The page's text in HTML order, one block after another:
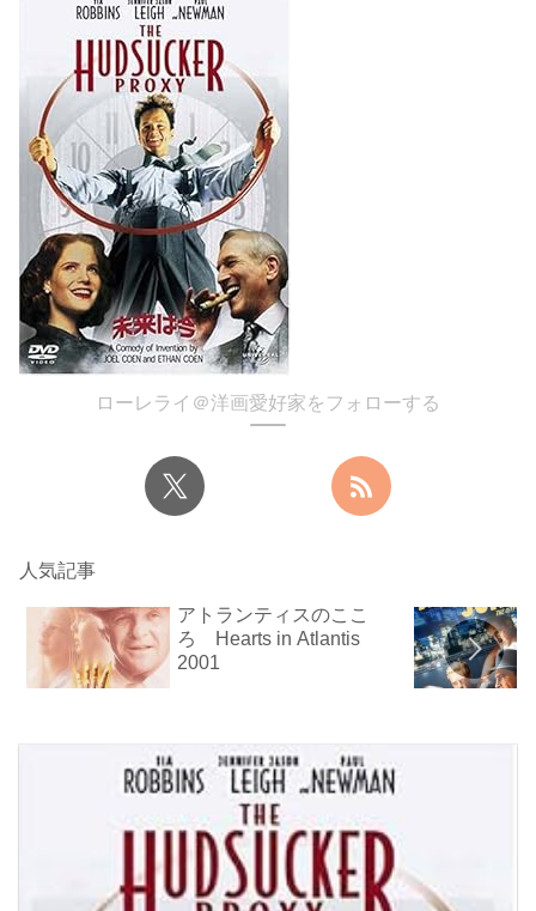
ローレライ＠洋画愛好家をフォローする
人気記事
アトランティスのここ
ろ Hearts in Atlantis
2001